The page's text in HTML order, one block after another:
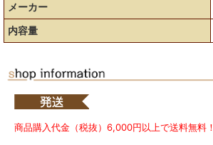
メーカー
内容量
商品購入代金（税抜）6,000円以上で送料無料！